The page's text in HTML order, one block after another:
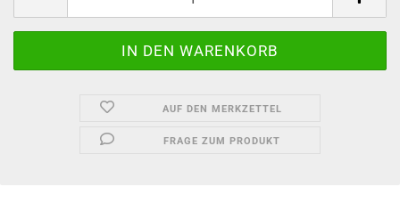
AUF DEN MERKZETTEL
FRAGE ZUM PRODUKT